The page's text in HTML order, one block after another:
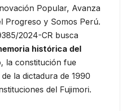
Popular, Avanza
Progreso y Somos Perú.
2024-CR busca
histórica del
la constitución fue
la dictadura de 1990
del Fujimori.